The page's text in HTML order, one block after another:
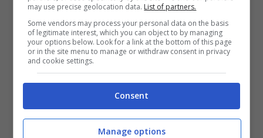
may use precise geolocation data. List of partners.
Some vendors may process your personal data on the basis
of legitimate interest, which you can object to by managing
your options below. Look for a link at the bottom of this page
or in the site menu to manage or withdraw consent in privacy
and cookie settings.
Consent
Manage options